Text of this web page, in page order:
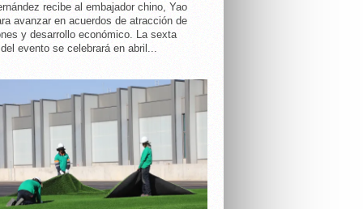
recibe al embajador chino, Yao
avanzar en acuerdos de atracción de
y desarrollo económico. La sexta
evento se celebrará en abril...